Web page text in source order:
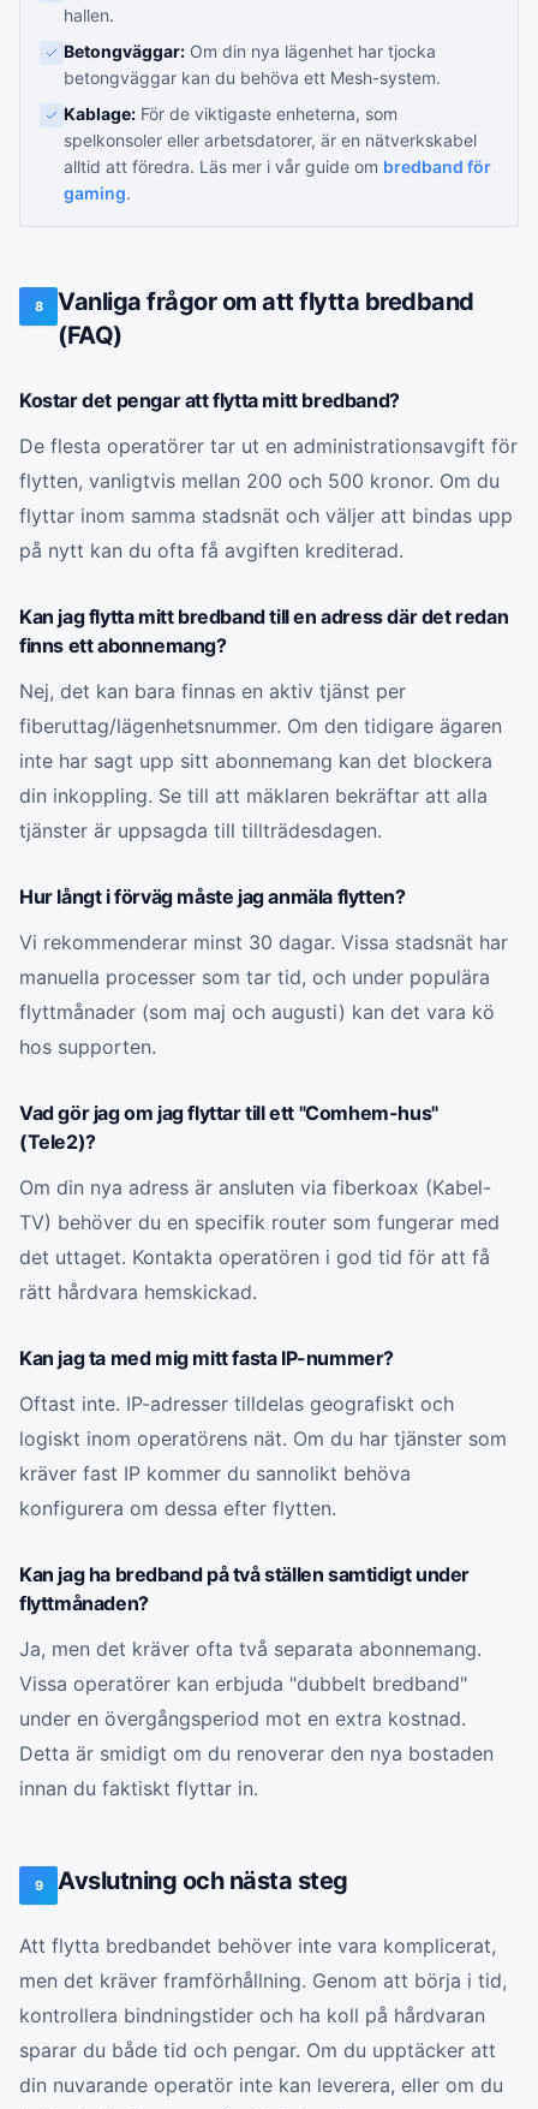
hallen.
Betongväggar: Om din nya lägenhet har tjocka
betongväggar kan du behöva ett Mesh-system.
Kablage: För de viktigaste enheterna, som
spelkonsoler eller arbetsdatorer, är en nätverkskabel
alltid att föredra. Läs mer i vår guide om bredband för
gaming.
8
Vanliga frågor om att flytta bredband
(FAQ)
Kostar det pengar att flytta mitt bredband?
De flesta operatörer tar ut en administrationsavgift för
flytten, vanligtvis mellan 200 och 500 kronor. Om du
flyttar inom samma stadsnät och väljer att bindas upp
på nytt kan du ofta få avgiften krediterad.
Kan jag flytta mitt bredband till en adress där det redan
finns ett abonnemang?
Nej, det kan bara finnas en aktiv tjänst per
fiberuttag/lägenhetsnummer. Om den tidigare ägaren
inte har sagt upp sitt abonnemang kan det blockera
din inkoppling. Se till att mäklaren bekräftar att alla
tjänster är uppsagda till tillträdesdagen.
Hur långt i förväg måste jag anmäla flytten?
Vi rekommenderar minst 30 dagar. Vissa stadsnät har
manuella processer som tar tid, och under populära
flyttmånader (som maj och augusti) kan det vara kö
hos supporten.
Vad gör jag om jag flyttar till ett "Comhem-hus"
(Tele2)?
Om din nya adress är ansluten via fiberkoax (Kabel-
TV) behöver du en specifik router som fungerar med
det uttaget. Kontakta operatören i god tid för att få
rätt hårdvara hemskickad.
Kan jag ta med mig mitt fasta IP-nummer?
Oftast inte. IP-adresser tilldelas geografiskt och
logiskt inom operatörens nät. Om du har tjänster som
kräver fast IP kommer du sannolikt behöva
konfigurera om dessa efter flytten.
Kan jag ha bredband på två ställen samtidigt under
flyttmånaden?
Ja, men det kräver ofta två separata abonnemang.
Vissa operatörer kan erbjuda "dubbelt bredband"
under en övergångsperiod mot en extra kostnad.
Detta är smidigt om du renoverar den nya bostaden
innan du faktiskt flyttar in.
9 Avslutning och nästa steg
Att flytta bredbandet behöver inte vara komplicerat,
men det kräver framförhållning. Genom att börja i tid,
kontrollera bindningstider och ha koll på hårdvaran
sparar du både tid och pengar. Om du upptäcker att
din nuvarande operatör inte kan leverera, eller om du